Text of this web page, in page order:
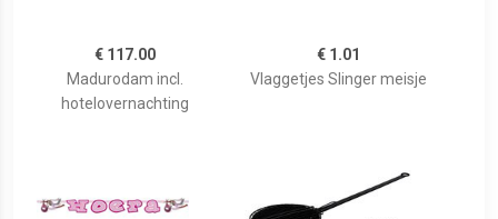
€ 117.00
Madurodam incl.
hotelovernachting
€ 1.01
Vlaggetjes Slinger meisje